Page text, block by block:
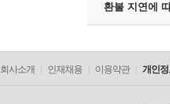
환불 지연에
회사소개 인재채용 이용약관 개인